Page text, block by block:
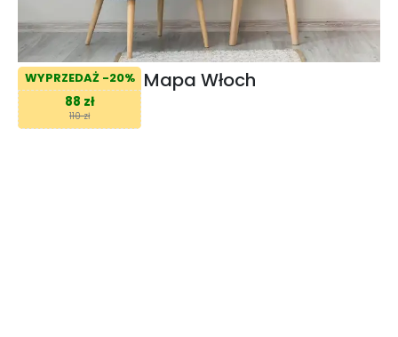
WYPRZEDAŻ -20%
88 zł
110 zł
Mapa Włoch